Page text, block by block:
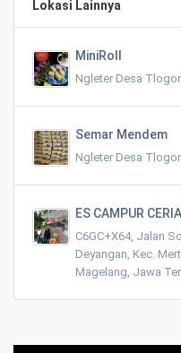
Lokasi Lainnya
MiniRoll
Ngleter Desa
Semar Mendem
Ngleter Desa
ES CAMPUR CERIA
C6GC+X64, Jalan
Deyangan, Kec.
Magelang, Jawa